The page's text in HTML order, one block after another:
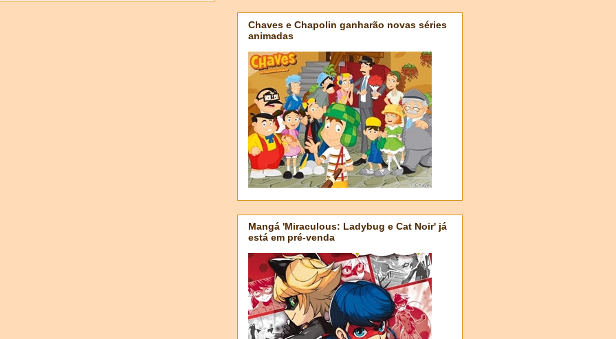
Chaves e Chapolin ganharão novas séries
animadas
Mangá 'Miraculous: Ladybug e Cat Noir' já
está em pré-venda